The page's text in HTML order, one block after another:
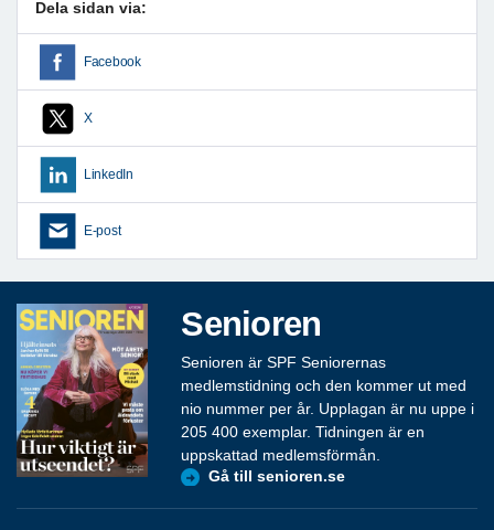
Dela sidan via:
Facebook
X
LinkedIn
E-post
Senioren
Senioren är SPF Seniorernas
medlemstidning och den kommer ut med
nio nummer per år. Upplagan är nu uppe i
205 400 exemplar. Tidningen är en
uppskattad medlemsförmån.
Gå till senioren.se